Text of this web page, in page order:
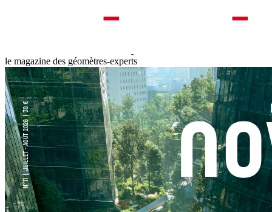
le magazine des géomètres-experts